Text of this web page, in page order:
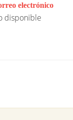
electrónico
disponible